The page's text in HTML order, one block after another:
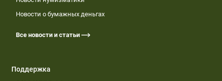
Новости о бумажных деньгах
Все новости и статьи
Поддержка